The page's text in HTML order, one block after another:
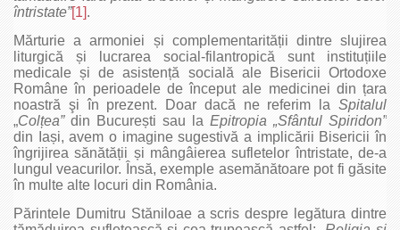
întristate”[1].
Mărturie a armoniei și complementarității dintre slujirea
liturgică și lucrarea social-filantropică sunt instituțiile
medicale și de asistență socială ale Bisericii Ortodoxe
Române în perioadele de început ale medicinei din țara
noastră şi în prezent. Doar dacă ne referim la Spitalul
„Colțea”din București sau la Epitropia „Sfântul Spiridon”
din Iași, avem o imagine sugestivă a implicării Bisericii în
îngrijirea sănătății și mângâierea sufletelor întristate, de-a
lungul veacurilor. Însă, exemple asemănătoare pot fi găsite
în multe alte locuri din România.
Părintele Dumitru Stăniloae a scris despre legătura dintre